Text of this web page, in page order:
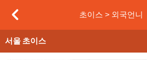
초이스 > 외국언니
서울 초이스